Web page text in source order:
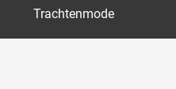
Trachtenmode